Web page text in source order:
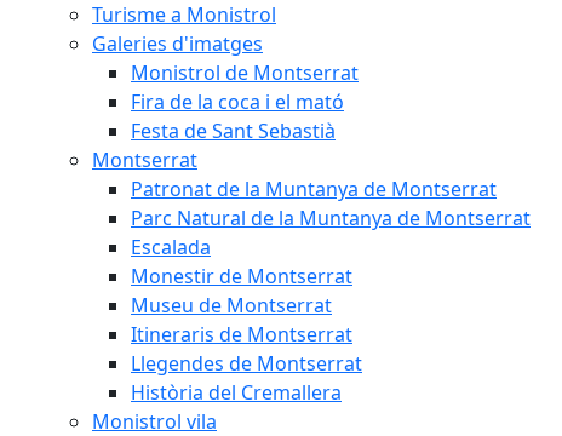
Turisme a Monistrol
Galeries d'imatges
Monistrol de Montserrat
Fira de la coca i el mató
Festa de Sant Sebastià
Montserrat
Patronat de la Muntanya de Montserrat
Parc Natural de la Muntanya de Montserrat
Escalada
Monestir de Montserrat
Museu de Montserrat
Itineraris de Montserrat
Llegendes de Montserrat
Història del Cremallera
Monistrol vila